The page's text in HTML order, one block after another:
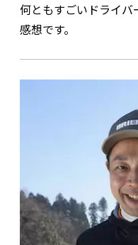
何ともすごいドライ
感想です。